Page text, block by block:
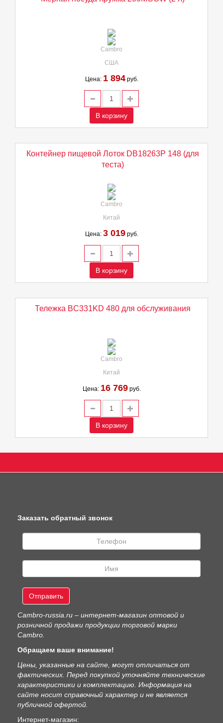
Cambro
США
Цена: 1 894руб.
В корзину
Контейнер пищевой Лоток DB18263P 148 (для
теста)
Cambro
Китай
Цена: 3 019руб.
В корзину
Тележка BC331KD 480 для обслуживания
Cambro
Китай
Цена: 16 769руб.
В корзину
Заказать обратный звонок
Отправить
Сambro-russia.ru – интернет-магазин оптовой и
розничной продажи продукции торговой марки
Cambro.
Обращаем ваше внимание!
Цены, указанные на сайте, могут отличаться от
фактических. Перед покупкой уточняйте технические
характеристики и комплектацию. Информация на
сайте носит справочный характер и не является
публичной офертой.
Интернет-магазин: